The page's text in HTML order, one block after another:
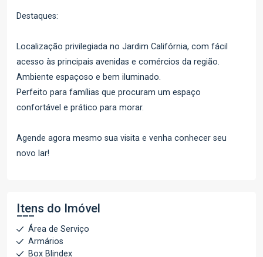
Destaques:
Localização privilegiada no Jardim Califórnia, com fácil
acesso às principais avenidas e comércios da região.
Ambiente espaçoso e bem iluminado.
Perfeito para famílias que procuram um espaço
confortável e prático para morar.
Agende agora mesmo sua visita e venha conhecer seu
novo lar!
Itens do Imóvel
Área de Serviço
Armários
Box Blindex